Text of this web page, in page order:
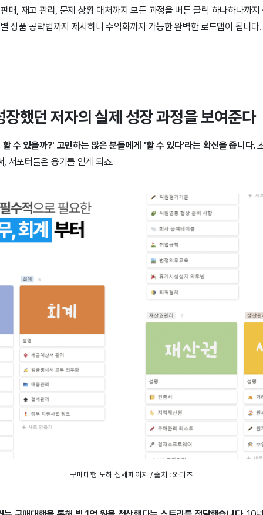
매, 재고 관리, 문제 상황 대처까지 모든 과정을 버튼 클릭 하나하나까
상품 공략법까지 제시하니 수익화까지 가능한 완벽한 로드맵이 됩니다.
장했던 저자의 실제 성장 과정을 보여준다
수 있을까?' 고민하는 많은 분들에게 '할 수 있다'라는 확신을 줍니다.
서포터들은 용기를 얻게 되죠.
구매대행 노하 상세페이지 / 출처 : 와디즈